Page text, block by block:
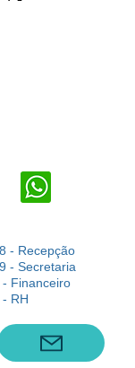
- Recepção
- Secretaria
- Financeiro
- RH